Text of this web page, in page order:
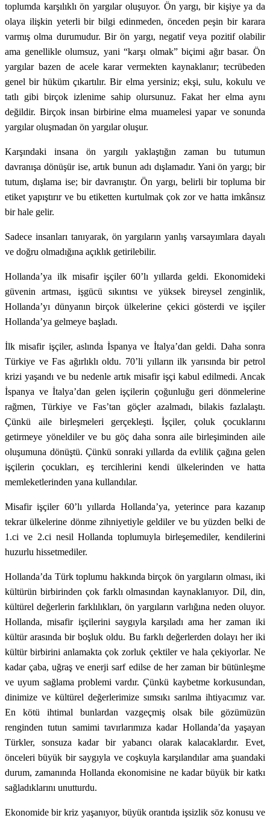
toplumda karşılıklı ön yargılar oluşuyor. Ön yargı, bir kişiye ya da
olaya ilişkin yeterli bir bilgi edinmeden, önceden peşin bir karara
varmış olma durumudur. Bir ön yargı, negatif veya pozitif olabilir
ama genellikle olumsuz, yani “karşı olmak” biçimi ağır basar. Ön
yargılar bazen de acele karar vermekten kaynaklanır; tecrübeden
genel bir hüküm çıkartılır. Bir elma yersiniz; ekşi, sulu, kokulu ve
tatlı gibi birçok izlenime sahip olursunuz. Fakat her elma aynı
değildir. Birçok insan birbirine elma muamelesi yapar ve sonunda
yargılar oluşmadan ön yargılar oluşur.
Karşındaki insana ön yargılı yaklaştığın zaman bu tutumun
davranışa dönüşür ise, artık bunun adı dışlamadır. Yani ön yargı; bir
tutum, dışlama ise; bir davranıştır. Ön yargı, belirli bir topluma bir
etiket yapıştırır ve bu etiketten kurtulmak çok zor ve hatta imkânsız
bir hale gelir.
Sadece insanları tanıyarak, ön yargıların yanlış varsayımlara dayalı
ve doğru olmadığına açıklık getirilebilir.
Hollanda’ya ilk misafir işçiler 60’lı yıllarda geldi. Ekonomideki
güvenin artması, işgücü sıkıntısı ve yüksek bireysel zenginlik,
Hollanda’yı dünyanın birçok ülkelerine çekici gösterdi ve işçiler
Hollanda’ya gelmeye başladı.
İlk misafir işçiler, aslında İspanya ve İtalya’dan geldi. Daha sonra
Türkiye ve Fas ağırlıklı oldu. 70’li yılların ilk yarısında bir petrol
krizi yaşandı ve bu nedenle artık misafir işçi kabul edilmedi. Ancak
İspanya ve İtalya’dan gelen işçilerin çoğunluğu geri dönmelerine
rağmen, Türkiye ve Fas’tan göçler azalmadı, bilakis fazlalaştı.
Çünkü aile birleşmeleri gerçekleşti. İşçiler, çoluk çocuklarını
getirmeye yöneldiler ve bu göç daha sonra aile birleşiminden aile
oluşumuna dönüştü. Çünkü sonraki yıllarda da evlilik çağına gelen
işçilerin çocukları, eş tercihlerini kendi ülkelerinden ve hatta
memleketlerinden yana kullandılar.
Misafir işçiler 60’lı yıllarda Hollanda’ya, yeterince para kazanıp
tekrar ülkelerine dönme zihniyetiyle geldiler ve bu yüzden belki de
1.ci ve 2.ci nesil Hollanda toplumuyla birleşemediler, kendilerini
huzurlu hissetmediler.
Hollanda’da Türk toplumu hakkında birçok ön yargıların olması, iki
kültürün birbirinden çok farklı olmasından kaynaklanıyor. Dil, din,
kültürel değerlerin farklılıkları, ön yargıların varlığına neden oluyor.
Hollanda, misafir işçilerini saygıyla karşıladı ama her zaman iki
kültür arasında bir boşluk oldu. Bu farklı değerlerden dolayı her iki
kültür birbirini anlamakta çok zorluk çektiler ve hala çekiyorlar. Ne
kadar çaba, uğraş ve enerji sarf edilse de her zaman bir bütünleşme
ve uyum sağlama problemi vardır. Çünkü kaybetme korkusundan,
dinimize ve kültürel değerlerimize sımsıkı sarılma ihtiyacımız var.
En kötü ihtimal bunlardan vazgeçmiş olsak bile gözümüzün
renginden tutun samimi tavırlarımıza kadar Hollanda’da yaşayan
Türkler, sonsuza kadar bir yabancı olarak kalacaklardır. Evet,
önceleri büyük bir saygıyla ve coşkuyla karşılandılar ama şuandaki
durum, zamanında Hollanda ekonomisine ne kadar büyük bir katkı
sağladıklarını unutturdu.
Ekonomide bir kriz yaşanıyor, büyük orantıda işsizlik söz konusu ve